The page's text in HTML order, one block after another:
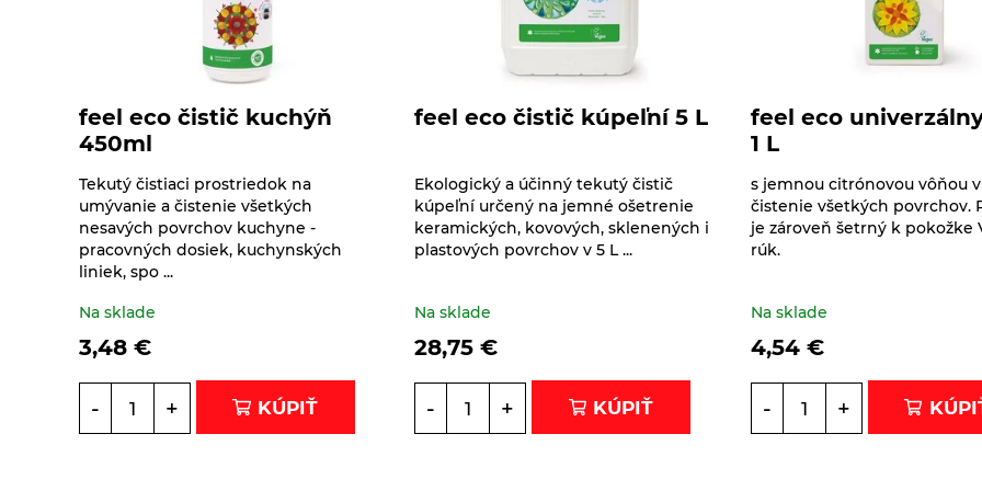
Zrná a semená
Olejniny
Ryže
Semienka na
nakličovanie
Strukoviny
Zdravé maškrtenie
Bezlepok - Low Carb -
Keto
Čokolády, cukríky, lízatká
Dezertné krémy -
Kolatch
Tyčinky, sušienky,
Ostatné
Doplnky stravy
Dr.Popov - bylinné
kvapky
Eterické oleje
Éterické oleje na
kulinárske účely
feel eco čistič kuchýň
450ml
Tekutý čistiaci prostriedok na
umývanie a čistenie všetkých
nesavých povrchov kuchyne -
pracovných dosiek, kuchynských
liniek, spo ...
Na sklade
3,48 €
- + KÚPIŤ
feel eco čistič kúpeľní 5 L
Ekologický a účinný tekutý čistič
kúpeľní určený na jemné ošetrenie
keramických, kovových, sklenených i
plastových povrchov v 5 L ...
Na sklade
28,75€
- + KÚPIŤ
feel eco
1 L
s jemnou citrónovou vôňou
čistenie všetkých povrchov.
je zároveň šetrný k pokožke
rúk.
Na sklade
4,54 €
- +